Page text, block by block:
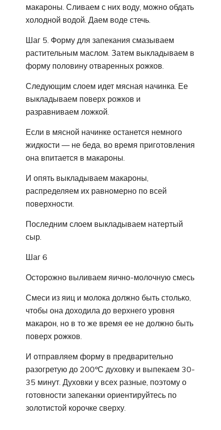
макароны. Сливаем с них воду, можно обдать
холодной водой. Даем воде стечь.
Шаг 5. Форму для запекания смазываем
растительным маслом. Затем выкладываем в
форму половину отваренных рожков.
Следующим слоем идет мясная начинка. Ее
выкладываем поверх рожков и
разравниваем ложкой.
Если в мясной начинке останется немного
жидкости — не беда, во время приготовления
она впитается в макароны.
И опять выкладываем макароны,
распределяем их равномерно по всей
поверхности.
Последним слоем выкладываем натертый
сыр.
Шаг 6
Осторожно выливаем яично-молочную смесь
Смеси из яиц и молока должно быть столько,
чтобы она доходила до верхнего уровня
макарон, но в то же время ее не должно быть
поверх рожков.
И отправляем форму в предварительно
разогретую до 200ºС духовку и выпекаем 30-
35 минут. Духовки у всех разные, поэтому о
готовности запеканки ориентируйтесь по
золотистой корочке сверху.